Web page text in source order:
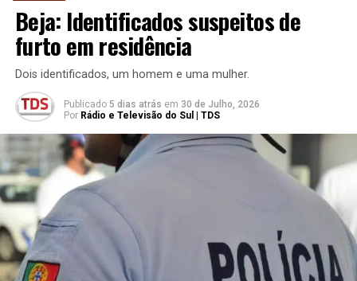
Beja: Identificados suspeitos de
furto em residência
Dois identificados, um homem e uma mulher.
Publicado 5 dias atrás em 30 de Julho, 2026
Por Rádio e Televisão do Sul | TDS